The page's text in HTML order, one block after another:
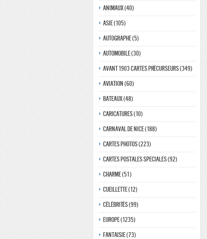
Animaux (40)
Asie (105)
Autographe (5)
Automobile (30)
Avant 1903 Cartes précurseurs (349)
Aviation (60)
Bateaux (48)
Caricatures (10)
Carnaval de nice (188)
Cartes photos (223)
Cartes postales speciales (92)
Charme (51)
Cueillette (12)
Célébrités (99)
Europe (1235)
Fantaisie (73)